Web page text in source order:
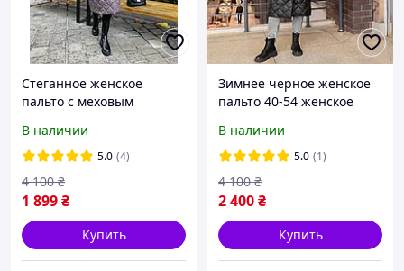
Стеганное женское
пальто с меховым
женское зимнее
В наличии
5.0 (4)
1 899₴
4 100 ₴
Купить
Зимнее черное женское
пальто 40-54 женское
В наличии
5.0 (1)
2 400₴
4 100 ₴
Купить